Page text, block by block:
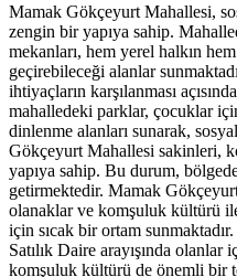
Mamak Gökçeyurt Mahallesi,
zengin bir yapıya sahip.
mekanları, hem yerel halkın
geçirebileceği alanlar
ihtiyaçların karşılanması
mahalledeki parklar, çocuklar
dinlenme alanları sunarak,
Gökçeyurt Mahallesi sakinleri,
yapıya sahip. Bu durum,
getirmektedir. Mamak
olanaklar ve komşuluk kültürü
için sıcak bir ortam
Satılık Daire arayışında
komşuluk kültürü de önemli bir